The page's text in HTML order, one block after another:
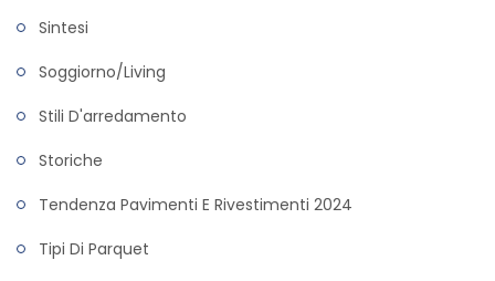
Sintesi
Soggiorno/living
Stili D'arredamento
Storiche
Tendenza Pavimenti E Rivestimenti 2024
Tipi Di Parquet